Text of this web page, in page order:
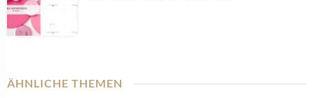
ÄHNLICHE THEMEN